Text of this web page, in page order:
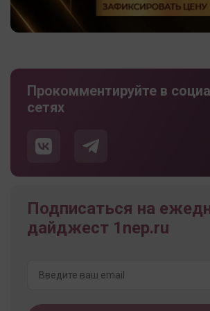
Прокомментируйте в
сетях
Подписаться на
дайджест 1nep.ru